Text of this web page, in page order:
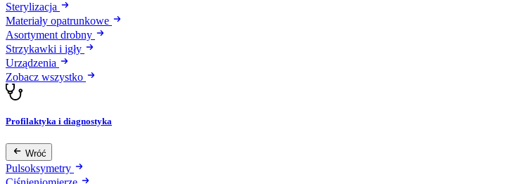
Sterylizacja
Materiały opatrunkowe
Asortyment drobny
Strzykawki i igły
Urządzenia
Zobacz wszystko
Profilaktyka i diagnostyka
Wróć
Pulsoksymetry